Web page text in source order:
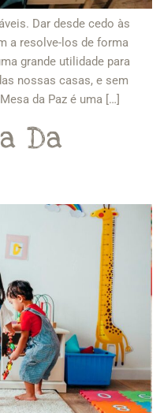
Dar desde cedo às
a resolve-los de forma
grande utilidade para
nossas casas, e sem
da Paz é uma […]
Da